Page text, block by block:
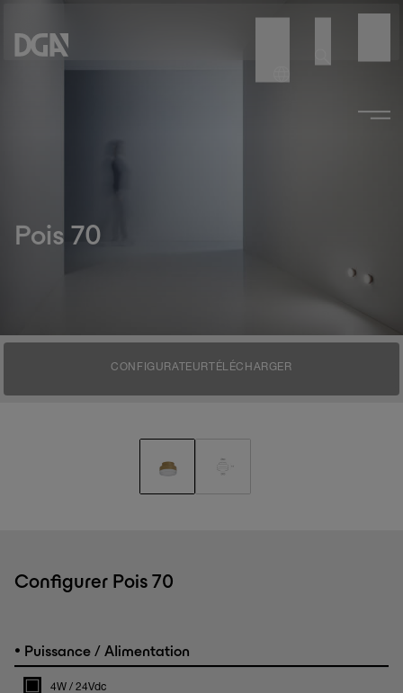
Pois 70
CONFIGURATEURTÉLÉCHARGER
Configurer Pois 70
• Puissance / Alimentation
4W / 24Vdc